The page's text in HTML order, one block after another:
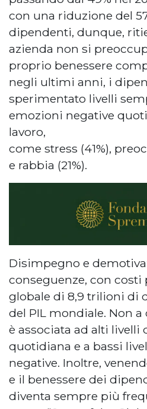
con una riduzione del
dipendenti, dunque,
azienda non si
proprio benessere
negli ultimi anni, i
sperimentato livelli
emozioni negative
lavoro,
come stress (41%),
e rabbia (21%).
Disimpegno e
conseguenze, con costi
globale di 8,9 trilioni di
del PIL mondiale. Non a
è associata ad alti livelli
quotidiana e a bassi
negative. Inoltre,
e il benessere dei
diventa sempre più